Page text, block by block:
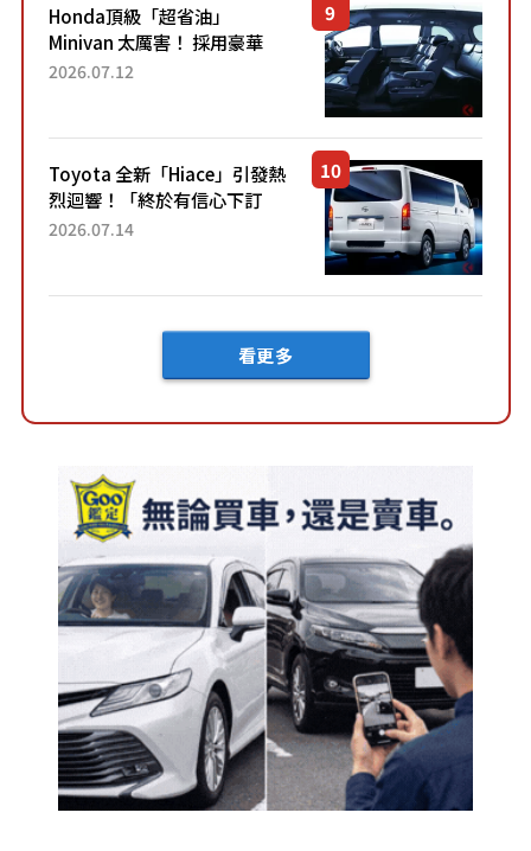
Honda頂級「超省油」
Minivan 太厲害！ 採用豪華
「真皮座椅」與專屬「黑色內
「三...
2026.07.12
Toyota 全新「Hiace」引發熱
烈迴響！「終於有信心下訂
了！」「哪個等級交車最
車？...
2026.07.14
看更多